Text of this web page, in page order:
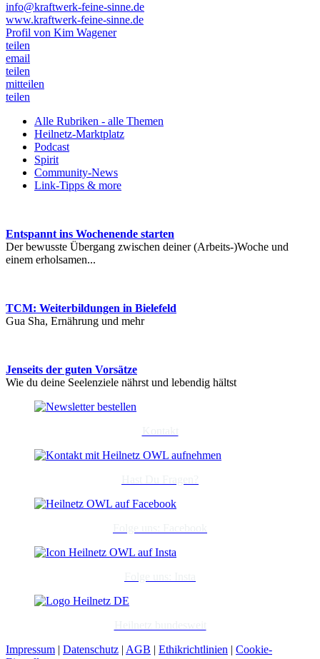
info@kraftwerk-feine-sinne.de
www.kraftwerk-feine-sinne.de
Profil von Kim Wagener
teilen
email
teilen
mitteilen
teilen
Alle Rubriken - alle Themen
Heilnetz-Marktplatz
Podcast
Spirit
Community-News
Link-Tipps & more
Entspannt ins Wochenende starten
Der bewusste Übergang zwischen deiner (Arbeits-)Woche und
einem erholsamen...
TCM: Weiterbildungen in Bielefeld
Gua Sha, Ernährung und mehr
Jenseits der guten Vorsätze
Wie du deine Seelenziele nährst und lebendig hältst
Impressum | Datenschutz | AGB | Ethikrichtlinien | Cookie-